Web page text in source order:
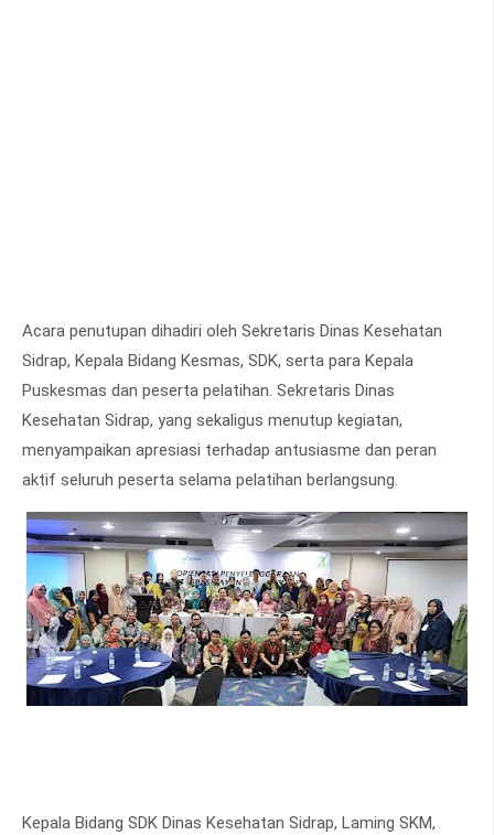
Acara penutupan dihadiri oleh Sekretaris Dinas Kesehatan
Sidrap, Kepala Bidang Kesmas, SDK, serta para Kepala
Puskesmas dan peserta pelatihan. Sekretaris Dinas
Kesehatan Sidrap, yang sekaligus menutup kegiatan,
menyampaikan apresiasi terhadap antusiasme dan peran
aktif seluruh peserta selama pelatihan berlangsung.
Kepala Bidang SDK Dinas Kesehatan Sidrap, Laming SKM,